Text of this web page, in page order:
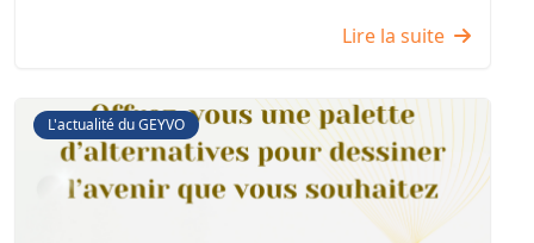
Lire la suite
L'actualité du GEYVO